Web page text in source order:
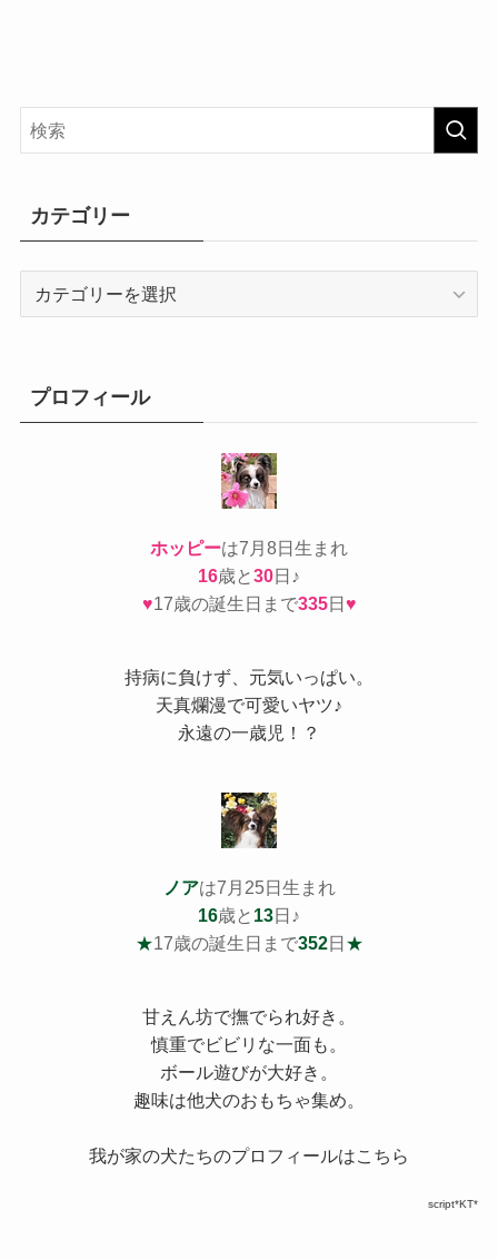
カテゴリー
ープロフィール
ホッピーは7月8日生まれ
16歳と30日♪
♥17歳の誕生日まで335日♥
持病に負けず、元気いっぱい。
天真爛漫で可愛いヤツ♪
永遠の一歳児！？
ノアは7月25日生まれ
16歳と 13日♪
★17歳の誕生日まで352日 ★
甘えん坊で撫でられ好き。
慎重でビビリな一面も。
ボール遊びが大好き。
趣味は他犬のおもちゃ集め。
我が家の犬たちのプロフィールはこちら
script*KT*